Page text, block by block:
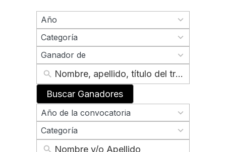
Año
70
results
available
Categoría
results
available
Ganador de
results
available
Buscar Ganadores
Año de la convocatoria
70
results
available
Categoría
results
available